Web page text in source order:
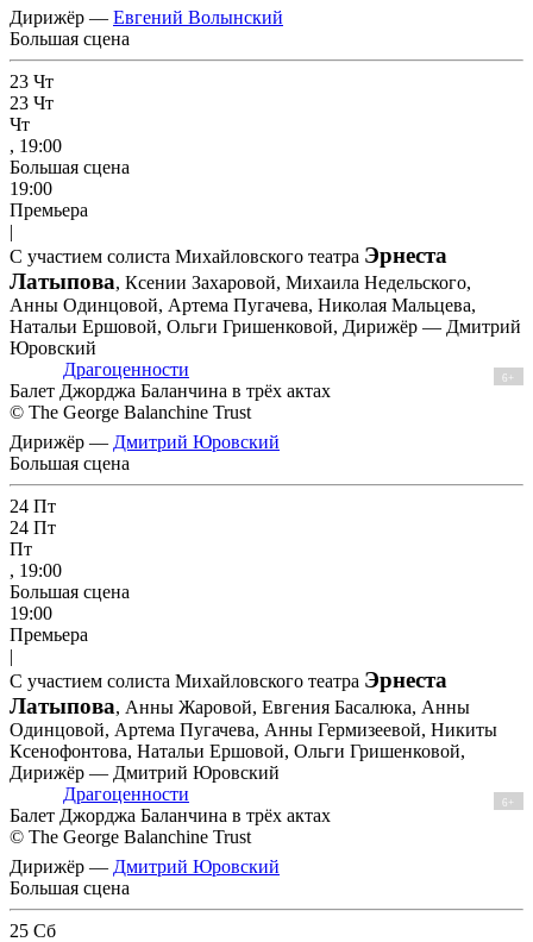
Дирижёр — Евгений Волынский
Большая сцена
23 Чт
23 Чт
Чт
, 19:00
Большая сцена
19:00
Премьера
|
С участием солиста Михайловского театра Эрнеста
Латыпова, Ксении Захаровой, Михаила Недельского,
Анны Одинцовой, Артема Пугачева, Николая Мальцева,
Натальи Ершовой, Ольги Гришенковой, Дирижёр — Дмитрий
Юровский
Драгоценности
6+
Балет Джорджа Баланчина в трёх актах
© The George Balanchine Trust
Дирижёр — Дмитрий Юровский
Большая сцена
24 Пт
24 Пт
Пт
, 19:00
Большая сцена
19:00
Премьера
|
С участием солиста Михайловского театра Эрнеста
Латыпова, Анны Жаровой, Евгения Басалюка, Анны
Одинцовой, Артема Пугачева, Анны Гермизеевой, Никиты
Ксенофонтова, Натальи Ершовой, Ольги Гришенковой,
Дирижёр — Дмитрий Юровский
Драгоценности
6+
Балет Джорджа Баланчина в трёх актах
© The George Balanchine Trust
Дирижёр — Дмитрий Юровский
Большая сцена
25 Сб